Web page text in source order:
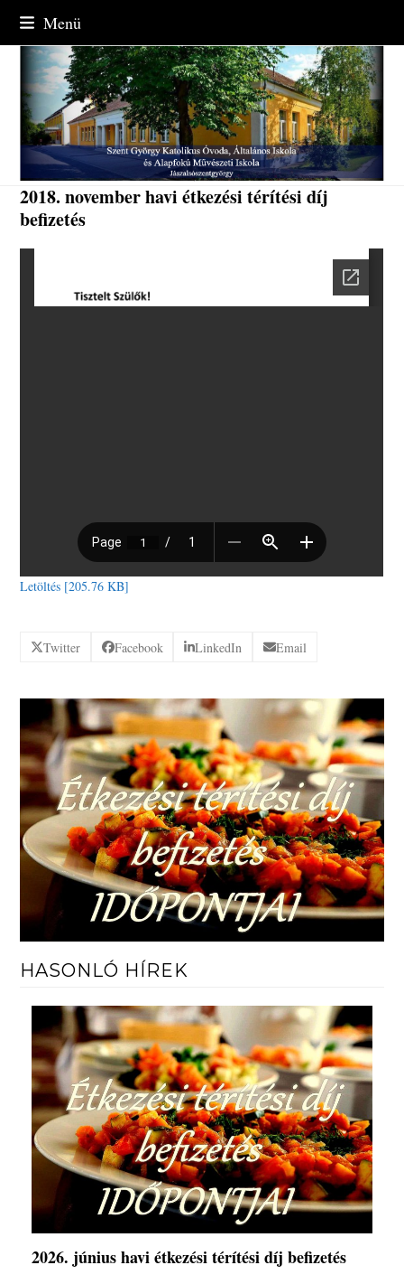
content
Menü
2018. november havi étkezési térítési díj
befizetés
Letöltés [205.76 KB]
Twitter Facebook LinkedIn Email
HASONLÓ HÍREK
2026. június havi étkezési térítési díj befizetés